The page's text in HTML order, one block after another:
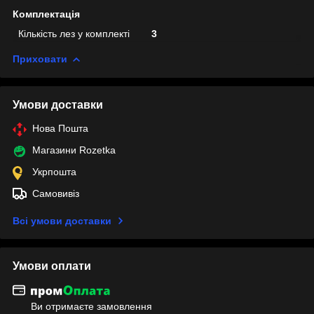
Комплектація
Кількість лез у комплекті
3
Приховати
Умови доставки
Нова Пошта
Магазини Rozetka
Укрпошта
Самовивіз
Всі умови доставки
Умови оплати
Ви отримаєте замовлення